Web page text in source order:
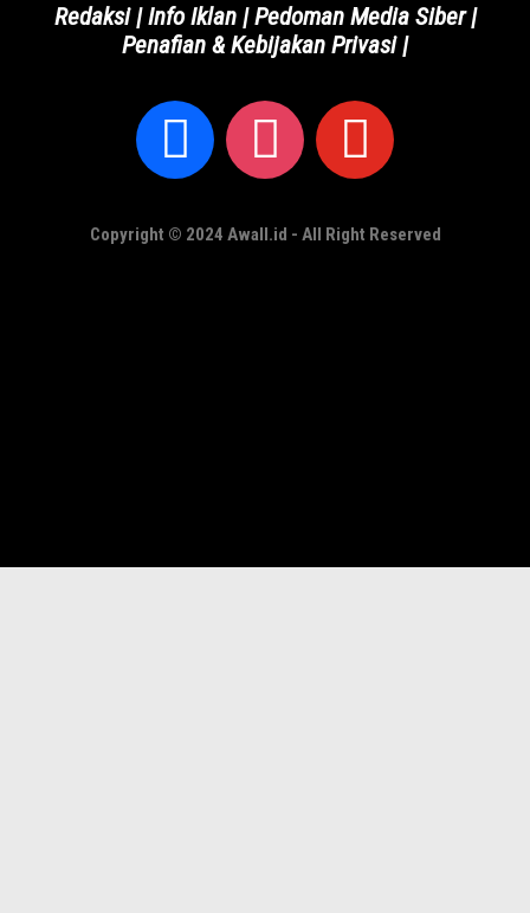
Redaksi |Info Iklan|Pedoman Media Siber|
Penafian & Kebijakan Privasi|
Copyright © 2024 Awall.id - All Right Reserved